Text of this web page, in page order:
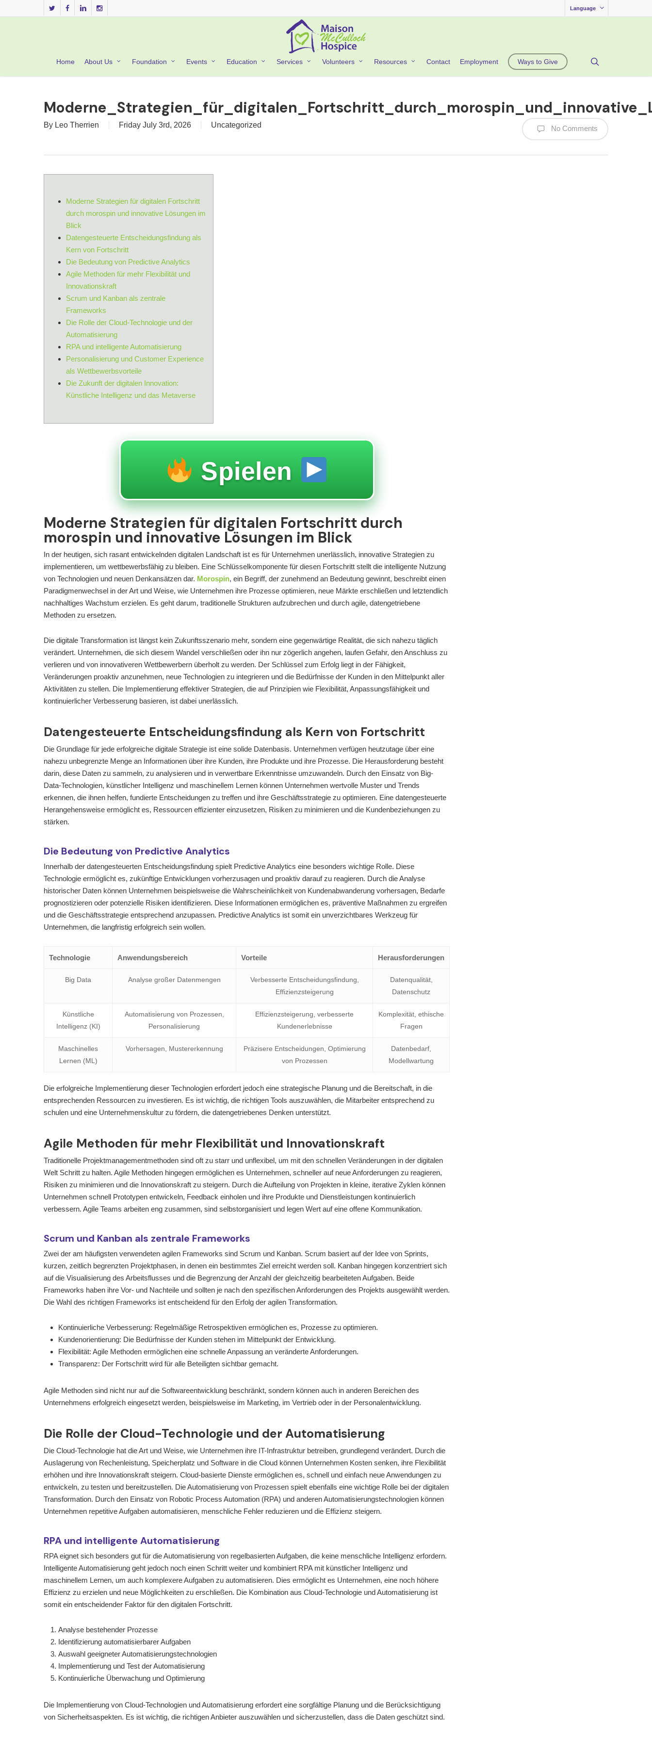
to
twitter facebooklinkedininstagram Language
Home About Us Foundation Events Education Services Volunteers Resources Contact Employment Ways to Give
By Leo Therrien Friday July 3rd, 2026 Uncategorized No Comments
Moderne Strategien für digitalen Fortschritt
durch morospin und innovative Lösungen im
Blick
Datengesteuerte Entscheidungsfindung als
Kern von Fortschritt
Die Bedeutung von Predictive Analytics
Agile Methoden für mehr Flexibilität und
Innovationskraft
Scrum und Kanban als zentrale
Frameworks
Die Rolle der Cloud-Technologie und der
Automatisierung
RPA und intelligente Automatisierung
Personalisierung und Customer Experience
als Wettbewerbsvorteile
Die Zukunft der digitalen Innovation:
Künstliche Intelligenz und das Metaverse
Spielen
Moderne Strategien für digitalen Fortschritt durch
morospin und innovative Lösungen im Blick
In der heutigen, sich rasant entwickelnden digitalen Landschaft ist es für Unternehmen unerlässlich, innovative Strategien zu
implementieren, um wettbewerbsfähig zu bleiben. Eine Schlüsselkomponente für diesen Fortschritt stellt die intelligente Nutzung
von Technologien und neuen Denkansätzen dar. Morospin, ein Begriff, der zunehmend an Bedeutung gewinnt, beschreibt einen
Paradigmenwechsel in der Art und Weise, wie Unternehmen ihre Prozesse optimieren, neue Märkte erschließen und letztendlich
nachhaltiges Wachstum erzielen. Es geht darum, traditionelle Strukturen aufzubrechen und durch agile, datengetriebene
Methoden zu ersetzen.
Die digitale Transformation ist längst kein Zukunftsszenario mehr, sondern eine gegenwärtige Realität, die sich nahezu täglich
verändert. Unternehmen, die sich diesem Wandel verschließen oder ihn nur zögerlich angehen, laufen Gefahr, den Anschluss zu
verlieren und von innovativeren Wettbewerbern überholt zu werden. Der Schlüssel zum Erfolg liegt in der Fähigkeit,
Veränderungen proaktiv anzunehmen, neue Technologien zu integrieren und die Bedürfnisse der Kunden in den Mittelpunkt aller
Aktivitäten zu stellen. Die Implementierung effektiver Strategien, die auf Prinzipien wie Flexibilität, Anpassungsfähigkeit und
kontinuierlicher Verbesserung basieren, ist dabei unerlässlich.
Datengesteuerte Entscheidungsfindung als Kern von Fortschritt
Die Grundlage für jede erfolgreiche digitale Strategie ist eine solide Datenbasis. Unternehmen verfügen heutzutage über eine
nahezu unbegrenzte Menge an Informationen über ihre Kunden, ihre Produkte und ihre Prozesse. Die Herausforderung besteht
darin, diese Daten zu sammeln, zu analysieren und in verwertbare Erkenntnisse umzuwandeln. Durch den Einsatz von Big-
Data-Technologien, künstlicher Intelligenz und maschinellem Lernen können Unternehmen wertvolle Muster und Trends
erkennen, die ihnen helfen, fundierte Entscheidungen zu treffen und ihre Geschäftsstrategie zu optimieren. Eine datengesteuerte
Herangehensweise ermöglicht es, Ressourcen effizienter einzusetzen, Risiken zu minimieren und die Kundenbeziehungen zu
stärken.
Die Bedeutung von Predictive Analytics
Innerhalb der datengesteuerten Entscheidungsfindung spielt Predictive Analytics eine besonders wichtige Rolle. Diese
Technologie ermöglicht es, zukünftige Entwicklungen vorherzusagen und proaktiv darauf zu reagieren. Durch die Analyse
historischer Daten können Unternehmen beispielsweise die Wahrscheinlichkeit von Kundenabwanderung vorhersagen, Bedarfe
prognostizieren oder potenzielle Risiken identifizieren. Diese Informationen ermöglichen es, präventive Maßnahmen zu ergreifen
und die Geschäftsstrategie entsprechend anzupassen. Predictive Analytics ist somit ein unverzichtbares Werkzeug für
Unternehmen, die langfristig erfolgreich sein wollen.
Technologie Anwendungsbereich Vorteile Herausforderungen
Big Data Analyse großer Datenmengen
Verbesserte Entscheidungsfindung,
Effizienzsteigerung
Datenqualität,
Datenschutz
Künstliche
Intelligenz (KI)
Automatisierung von Prozessen,
Personalisierung
Effizienzsteigerung, verbesserte
Kundenerlebnisse
Komplexität, ethische
Fragen
Maschinelles
Lernen (ML)
Vorhersagen, Mustererkennung
Präzisere Entscheidungen, Optimierung
von Prozessen
Datenbedarf,
Modellwartung
Die erfolgreiche Implementierung dieser Technologien erfordert jedoch eine strategische Planung und die Bereitschaft, in die
entsprechenden Ressourcen zu investieren. Es ist wichtig, die richtigen Tools auszuwählen, die Mitarbeiter entsprechend zu
schulen und eine Unternehmenskultur zu fördern, die datengetriebenes Denken unterstützt.
Agile Methoden für mehr Flexibilität und Innovationskraft
Traditionelle Projektmanagementmethoden sind oft zu starr und unflexibel, um mit den schnellen Veränderungen in der digitalen
Welt Schritt zu halten. Agile Methoden hingegen ermöglichen es Unternehmen, schneller auf neue Anforderungen zu reagieren,
Risiken zu minimieren und die Innovationskraft zu steigern. Durch die Aufteilung von Projekten in kleine, iterative Zyklen können
Unternehmen schnell Prototypen entwickeln, Feedback einholen und ihre Produkte und Dienstleistungen kontinuierlich
verbessern. Agile Teams arbeiten eng zusammen, sind selbstorganisiert und legen Wert auf eine offene Kommunikation.
Scrum und Kanban als zentrale Frameworks
Zwei der am häufigsten verwendeten agilen Frameworks sind Scrum und Kanban. Scrum basiert auf der Idee von Sprints,
kurzen, zeitlich begrenzten Projektphasen, in denen ein bestimmtes Ziel erreicht werden soll. Kanban hingegen konzentriert sich
auf die Visualisierung des Arbeitsflusses und die Begrenzung der Anzahl der gleichzeitig bearbeiteten Aufgaben. Beide
Frameworks haben ihre Vor- und Nachteile und sollten je nach den spezifischen Anforderungen des Projekts ausgewählt werden.
Die Wahl des richtigen Frameworks ist entscheidend für den Erfolg der agilen Transformation.
Kontinuierliche Verbesserung: Regelmäßige Retrospektiven ermöglichen es, Prozesse zu optimieren.
Kundenorientierung: Die Bedürfnisse der Kunden stehen im Mittelpunkt der Entwicklung.
Flexibilität: Agile Methoden ermöglichen eine schnelle Anpassung an veränderte Anforderungen.
Transparenz: Der Fortschritt wird für alle Beteiligten sichtbar gemacht.
Agile Methoden sind nicht nur auf die Softwareentwicklung beschränkt, sondern können auch in anderen Bereichen des
Unternehmens erfolgreich eingesetzt werden, beispielsweise im Marketing, im Vertrieb oder in der Personalentwicklung.
Die Rolle der Cloud-Technologie und der Automatisierung
Die Cloud-Technologie hat die Art und Weise, wie Unternehmen ihre IT-Infrastruktur betreiben, grundlegend verändert. Durch die
Auslagerung von Rechenleistung, Speicherplatz und Software in die Cloud können Unternehmen Kosten senken, ihre Flexibilität
erhöhen und ihre Innovationskraft steigern. Cloud-basierte Dienste ermöglichen es, schnell und einfach neue Anwendungen zu
entwickeln, zu testen und bereitzustellen. Die Automatisierung von Prozessen spielt ebenfalls eine wichtige Rolle bei der digitalen
Transformation. Durch den Einsatz von Robotic Process Automation (RPA) und anderen Automatisierungstechnologien können
Unternehmen repetitive Aufgaben automatisieren, menschliche Fehler reduzieren und die Effizienz steigern.
RPA und intelligente Automatisierung
RPA eignet sich besonders gut für die Automatisierung von regelbasierten Aufgaben, die keine menschliche Intelligenz erfordern.
Intelligente Automatisierung geht jedoch noch einen Schritt weiter und kombiniert RPA mit künstlicher Intelligenz und
maschinellem Lernen, um auch komplexere Aufgaben zu automatisieren. Dies ermöglicht es Unternehmen, eine noch höhere
Effizienz zu erzielen und neue Möglichkeiten zu erschließen. Die Kombination aus Cloud-Technologie und Automatisierung ist
somit ein entscheidender Faktor für den digitalen Fortschritt.
Analyse bestehender Prozesse
Identifizierung automatisierbarer Aufgaben
Auswahl geeigneter Automatisierungstechnologien
Implementierung und Test der Automatisierung
Kontinuierliche Überwachung und Optimierung
Die Implementierung von Cloud-Technologien und Automatisierung erfordert eine sorgfältige Planung und die Berücksichtigung
von Sicherheitsaspekten. Es ist wichtig, die richtigen Anbieter auszuwählen und sicherzustellen, dass die Daten geschützt sind.